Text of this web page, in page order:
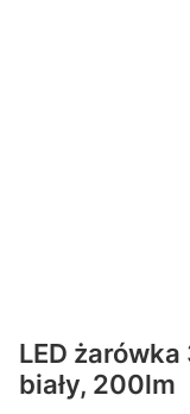
LED żarówka
biały, 200lm